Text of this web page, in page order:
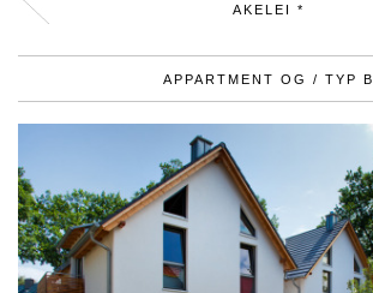
AKELEI *
APPARTMENT OG / TYP B